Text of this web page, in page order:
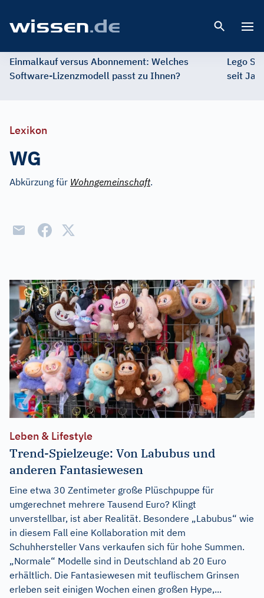
Einmalkauf versus Abonnement: Welches
Software-Lizenzmodell passt zu Ihnen?
Lego
seit
Lexikon
WG
Abkürzung für Wohngemeinschaft.
Leben & Lifestyle
Trend-Spielzeuge: Von Labubus und
anderen Fantasiewesen
Eine etwa 30 Zentimeter große Plüschpuppe für
umgerechnet mehrere Tausend Euro? Klingt
unverstellbar, ist aber Realität. Besondere „Labubus“ wie
in diesem Fall eine Kollaboration mit dem
Schuhhersteller Vans verkaufen sich für hohe Summen.
„Normale“ Modelle sind in Deutschland ab 20 Euro
erhältlich. Die Fantasiewesen mit teuflischem Grinsen
erleben seit einigen Wochen einen großen Hype,...